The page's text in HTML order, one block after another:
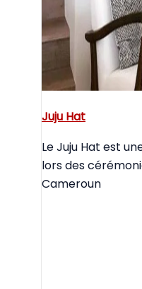
Juju Hat
Le Juju Hat est
lors des
Cameroun